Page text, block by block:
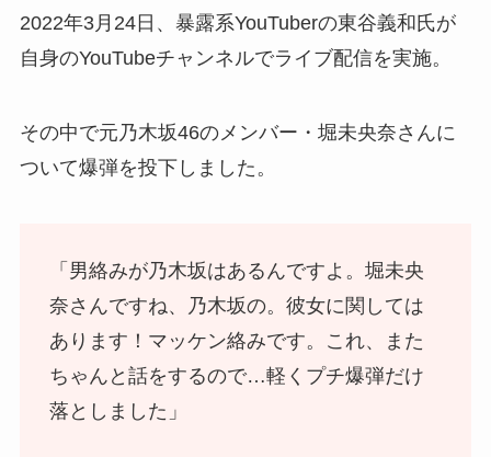
2022年3月24日、暴露系YouTuberの東谷義和氏が
自身のYouTubeチャンネルでライブ配信を実施。
その中で元乃木坂46のメンバー・堀未央奈さんに
ついて爆弾を投下しました。
「男絡みが乃木坂はあるんですよ。堀未央
奈さんですね、乃木坂の。彼女に関しては
あります！マッケン絡みです。これ、また
ちゃんと話をするので…軽くプチ爆弾だけ
落としました」